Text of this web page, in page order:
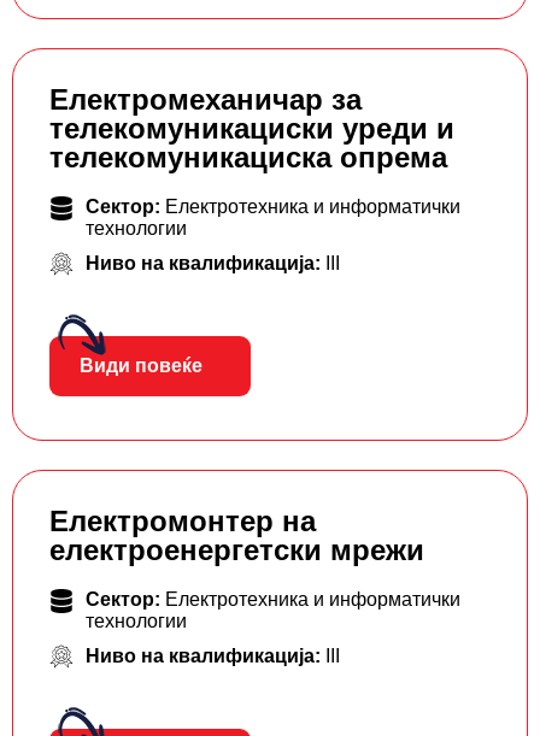
Електромеханичар за
телекомуникациски уреди и
телекомуникациска опрема
Сектор: Електротехника и информатички
технологии
Ниво на квалификација:
Види повеќе
Електромонтер на
електроенергетски мрежи
Сектор: Електротехника и информатички
технологии
Ниво на квалификација: